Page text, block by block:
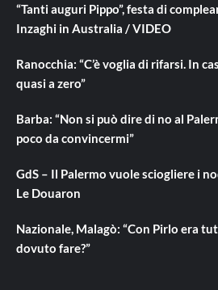
“Tanti auguri Pippo”, festa di
Inzaghi in Australia / VIDEO
Ranocchia: “C’è voglia di rifarsi. In
quasi a zero”
Barba: “Non si può dire di no al
poco da convincermi”
GdS – Il Palermo vuole sciogliere i
Le Douaron
Nazionale, Malagò: “Con Pirlo era
dovuto fare?”